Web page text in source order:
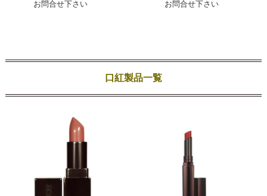
お問合せ下さい
お問合せ下さい
口紅製品一覧